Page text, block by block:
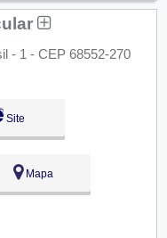
- 1 - CEP 68552-270
Site
Mapa